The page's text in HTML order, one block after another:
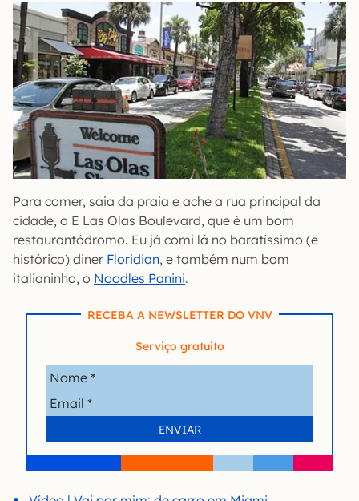
Para comer, saia da praia e ache a rua principal da
cidade, o E Las Olas Boulevard, que é um bom
restaurantódromo. Eu já comi lá no baratíssimo (e
histórico) diner Floridian, e também num bom
italianinho, o Noodles Panini.
RECEBA A NEWSLETTER DO VNV
Serviço gratuito